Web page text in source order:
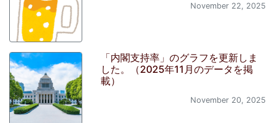
November 22, 2025
「内閣支持率」のグラフを更新しま
した。（2025年11月のデータを掲
載）
November 20, 2025